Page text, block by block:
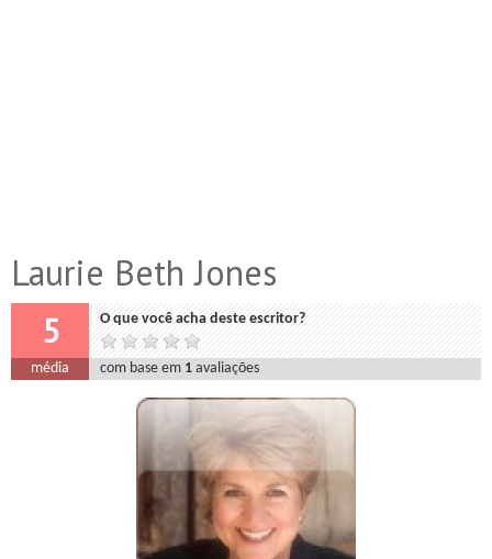
Laurie Beth Jones
5 O que você acha deste escritor?
média com base em 1 avaliações